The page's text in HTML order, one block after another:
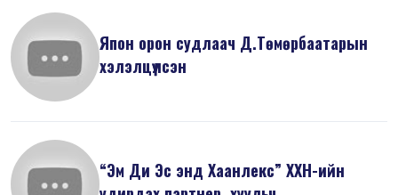
Япон орон судлаач Д.Төмөрбаатарын
хэлэлцүүлсэн
“Эм Ди Эс энд Хаанлекс” ХХН-ийн